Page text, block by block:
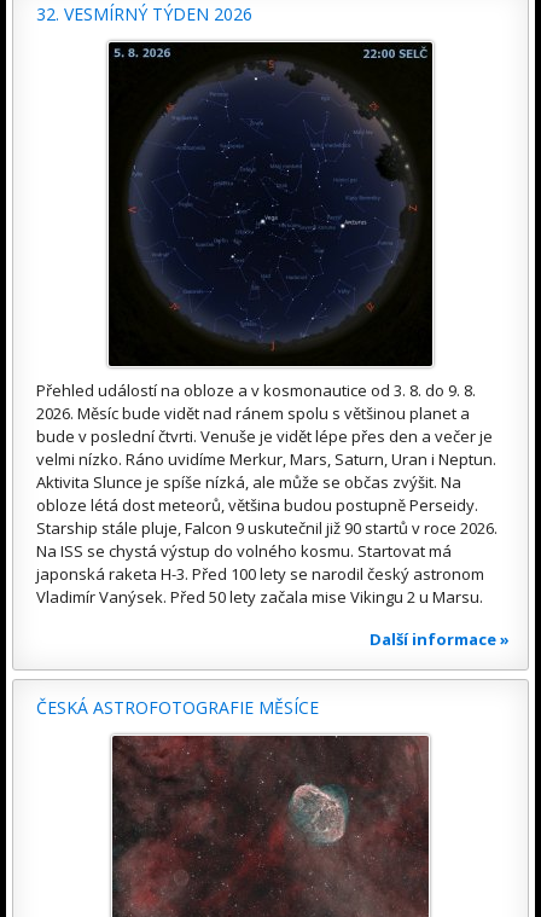
32. VESMÍRNÝ TÝDEN 2026
Přehled událostí na obloze a v kosmonautice od 3. 8. do 9. 8.
2026. Měsíc bude vidět nad ránem spolu s většinou planet a
bude v poslední čtvrti. Venuše je vidět lépe přes den a večer je
velmi nízko. Ráno uvidíme Merkur, Mars, Saturn, Uran i Neptun.
Aktivita Slunce je spíše nízká, ale může se občas zvýšit. Na
obloze létá dost meteorů, většina budou postupně Perseidy.
Starship stále pluje, Falcon 9 uskutečnil již 90 startů v roce 2026.
Na ISS se chystá výstup do volného kosmu. Startovat má
japonská raketa H-3. Před 100 lety se narodil český astronom
Vladimír Vanýsek. Před 50 lety začala mise Vikingu 2 u Marsu.
Další informace »
ČESKÁ ASTROFOTOGRAFIE MĚSÍCE